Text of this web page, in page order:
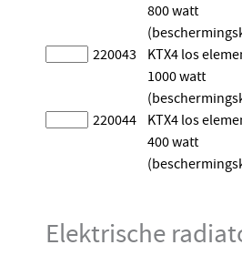
800 watt
220043
KTX4 los
1000 watt
220044
KTX4 los
400 watt
Elektrische